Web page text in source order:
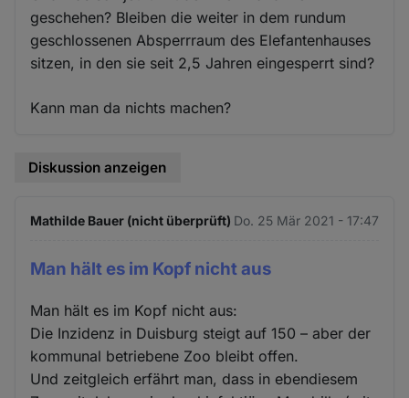
geschehen? Bleiben die weiter in dem rundum
geschlossenen Absperrraum des Elefantenhauses
sitzen, in den sie seit 2,5 Jahren eingesperrt sind?
Kann man da nichts machen?
Diskussion anzeigen
Mathilde Bauer (nicht überprüft) Do. 25 Mär 2021 - 17:47
Man hält es im Kopf nicht aus
Man hält es im Kopf nicht aus:
Die Inzidenz in Duisburg steigt auf 150 – aber der
kommunal betriebene Zoo bleibt offen.
Und zeitgleich erfährt man, dass in ebendiesem